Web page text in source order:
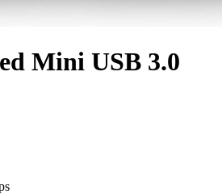
Mini USB 3.0